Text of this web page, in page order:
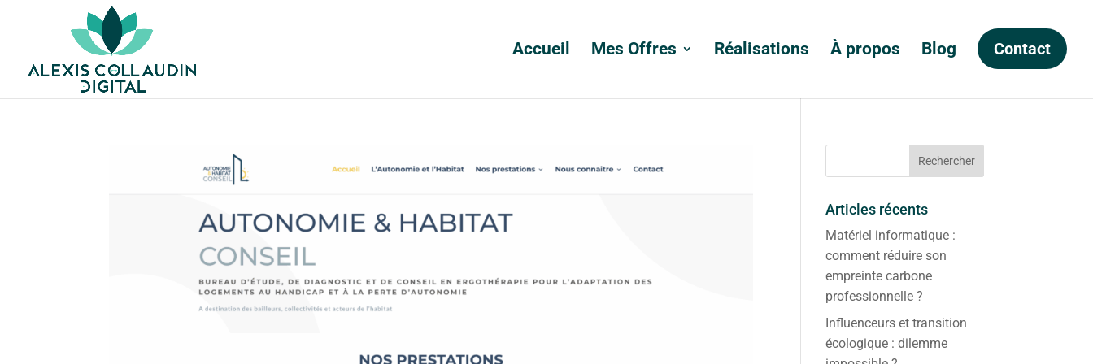
Accueil Mes Offres Réalisations À propos Blog Contact
Articles récents
Matériel informatique :
comment réduire son
empreinte carbone
professionnelle ?
Influenceurs et transition
écologique : dilemme